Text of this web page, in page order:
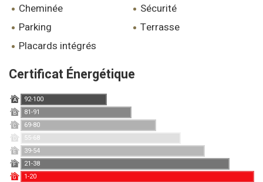
cheminée
sécurité
parking
terrasse
placards intégrés
Certificat Énergétique
A 92-100
B 81-91
C 69-80
D 55-68
E 39-54
F 21-38
G 1-20